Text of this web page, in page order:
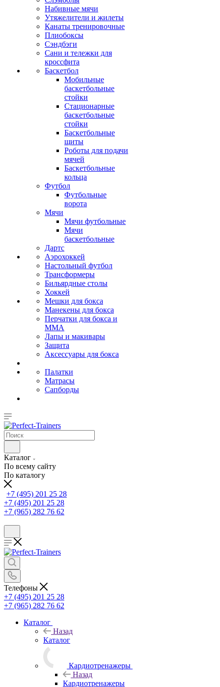
Набивные мячи
Утяжелители и жилеты
Канаты тренировочные
Плиобоксы
Сэндбэги
Сани и тележки для
кроссфита
Баскетбол
Мобильные
баскетбольные
стойки
Стационарные
баскетбольные
стойки
Баскетбольные
щиты
Роботы для подачи
мячей
Баскетбольные
кольца
Футбол
Футбольные
ворота
Мячи
Мячи футбольные
Мячи
баскетбольные
Дартс
Аэрохоккей
Настольный футбол
Трансформеры
Бильярдные столы
Хоккей
Мешки для бокса
Манекены для бокса
Перчатки для бокса и
MMA
Лапы и макивары
Защита
Аксессуары для бокса
Палатки
Матрасы
Сапборды
Каталог
По всему сайту
По каталогу
+7 (495) 201 25 28
+7 (495) 201 25 28
+7 (965) 282 76 62
Телефоны
+7 (495) 201 25 28
+7 (965) 282 76 62
Каталог
Назад
Каталог
Кардиотренажеры
Назад
Кардиотренажеры